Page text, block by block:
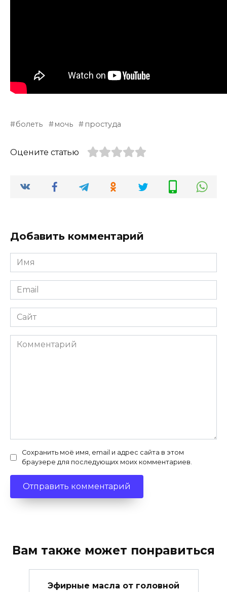
болеть мочь простуда
Оцените статью
Добавить комментарий
Имя
*
Email
*
Сайт
Комментарий
Сохранить моё имя, email и адрес сайта в этом
браузере для последующих моих комментариев.
Вам также может понравиться
Эфирные масла от головной